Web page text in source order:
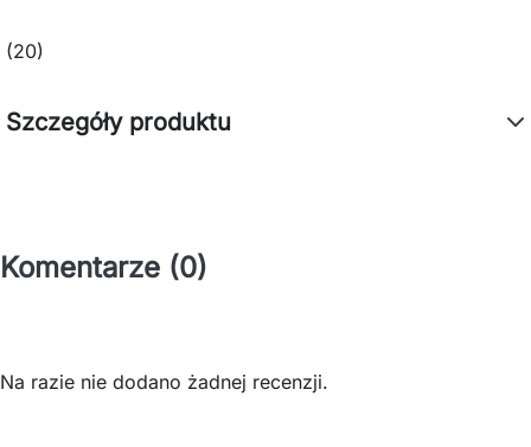
(20)
Szczegóły produktu
Komentarze (0)
Na razie nie dodano żadnej recenzji.